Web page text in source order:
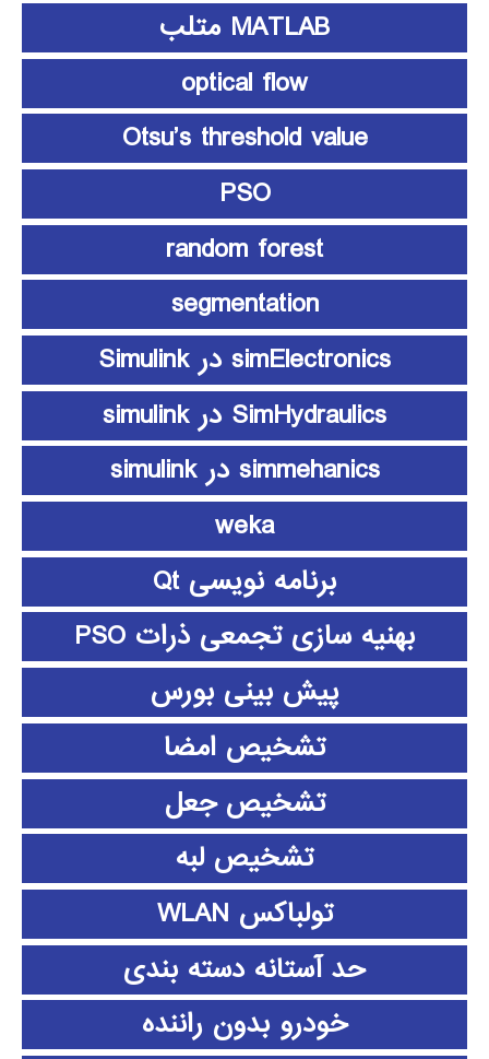
MATLAB متلب
optical flow
Otsu’s threshold value
PSO
random forest
segmentation
simElectronics در Simulink
SimHydraulics در simulink
simmehanics در simulink
weka
برنامه نویسی Qt
بهنیه سازی تجمعی ذرات PSO
پیش بینی بورس
تشخیص امضا
تشخیص جعل
تشخیص لبه
تولباکس WLAN
حد آستانه دسته بندی
خودرو بدون راننده